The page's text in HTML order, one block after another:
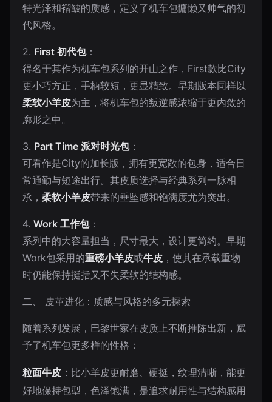
特光泽和褶皱的质感，定义了机车包慵懒又帅气的初
代风格。
2. First 初代包：
得名于其作为机车包系列的开山之作，First款比City
更小巧方正，手柄较短，更显精致。早期版本同样以
柔软小羊皮为主，将机车包的叛逆感浓缩于更内敛的
廓形之中。
3. Part Time 派对时光包：
可看作是City的加长版，拥有更宽敞的包身，适合日
常通勤与短途出行。其皮质选择与经典系列一脉相
承， 柔软小羊皮带来的垂坠感和饱满度尤为突出。
4. Work 工作包：
系列中的大容量担当，尺寸最大，设计更简约。早期
Work包采用的重磅小羊皮或牛皮 ，使其在承载重物
时仍能保持挺括又不失柔软的结构感。
二、 皮革进化：质感与风格的多元探索
随着系列发展，巴黎世家在皮质上不断推陈出新，赋
予了机车包更多样的性格：
粒面牛皮 ：比小羊皮更耐磨、硬挺，纹理清晰，能更
好地保持包型，色泽饱满，是追求耐用性与结构感用